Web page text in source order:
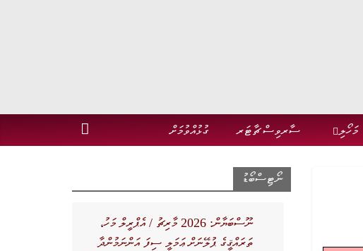
މަހޯލި ސާރވިސް ޗާޓަރ ގުޅުއްވުމަށް
ނޯޓިސްބޯޑު
ނޫސްބަޔާން: 2026 މާރިޗު / އެޕްރީލް މަހު،
ތަރައްޤީގެ ޕުލޭނަށް ޢަމަލީ ސިފަ އަންނަމުންދާ